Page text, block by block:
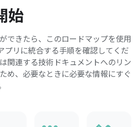
始
できたら、このロードマップを使用
プリに統合する手順を確認してくだ
関連する技術ドキュメントへのリン
め、必要なときに必要な情報にすぐ